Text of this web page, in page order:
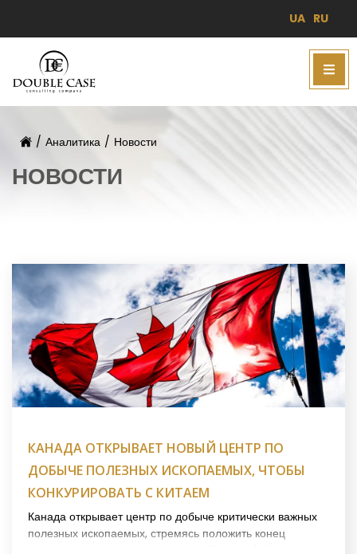
UA RU
/ Аналитика / Новости
НОВОСТИ
КАНАДА ОТКРЫВАЕТ НОВЫЙ ЦЕНТР ПО
ДОБЫЧЕ ПОЛЕЗНЫХ ИСКОПАЕМЫХ, ЧТОБЫ
КОНКУРИРОВАТЬ С КИТАЕМ
Канада открывает центр по добыче критически важных
полезных ископаемых, стремясь положить конец